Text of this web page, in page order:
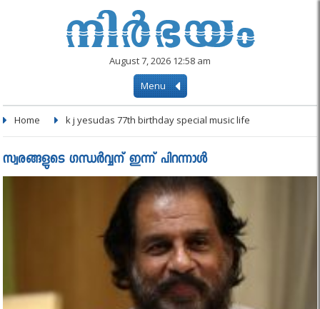
August 7, 2026 12:58 am
Menu
Home k j yesudas 77th birthday special music life
സ്വരങ്ങളുടെ ഗന്ധര്‍വ്വന് ഇന്ന് പിറന്നാള്‍